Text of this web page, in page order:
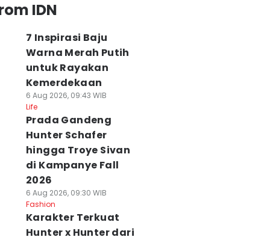
IDN
7 Inspirasi Baju
Warna Merah Putih
untuk Rayakan
Kemerdekaan
6 Aug 2026, 09:43 WIB
Life
Prada Gandeng
Hunter Schafer
hingga Troye Sivan
di Kampanye Fall
2026
6 Aug 2026, 09:30 WIB
Fashion
Karakter Terkuat
Hunter x Hunter dari